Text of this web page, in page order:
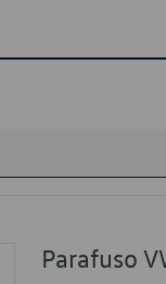
Parafuso